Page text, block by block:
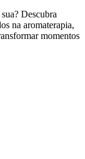
Descubra
na aromaterapia,
momentos